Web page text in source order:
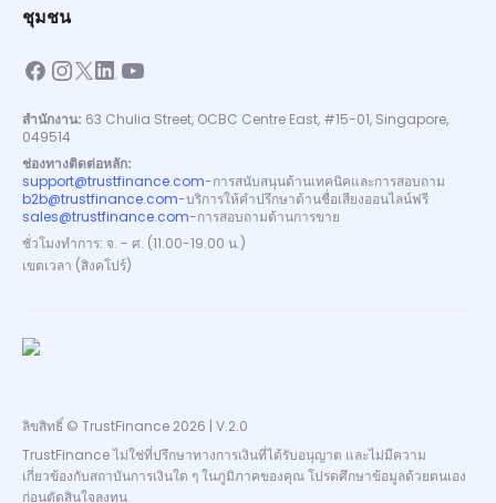
ชุมชน
สำนักงาน: 63 Chulia Street, OCBC Centre East, #15-01, Singapore,
049514
ช่องทางติดต่อหลัก:
support@trustfinance.com-การสนับสนุนด้านเทคนิคและการสอบถาม
b2b@trustfinance.com-บริการให้คำปรึกษาด้านชื่อเสียงออนไลน์ฟรี
sales@trustfinance.com-การสอบถามด้านการขาย
ชั่วโมงทำการ: จ. - ศ. (11.00-19.00 น.)
เขตเวลา (สิงคโปร์)
ลิขสิทธิ์ © TrustFinance 2026 | V.2.0
TrustFinance ไม่ใช่ที่ปรึกษาทางการเงินที่ได้รับอนุญาต และไม่มีความ
เกี่ยวข้องกับสถาบันการเงินใด ๆ ในภูมิภาคของคุณ โปรดศึกษาข้อมูลด้วยตนเอง
ก่อนตัดสินใจลงทุน